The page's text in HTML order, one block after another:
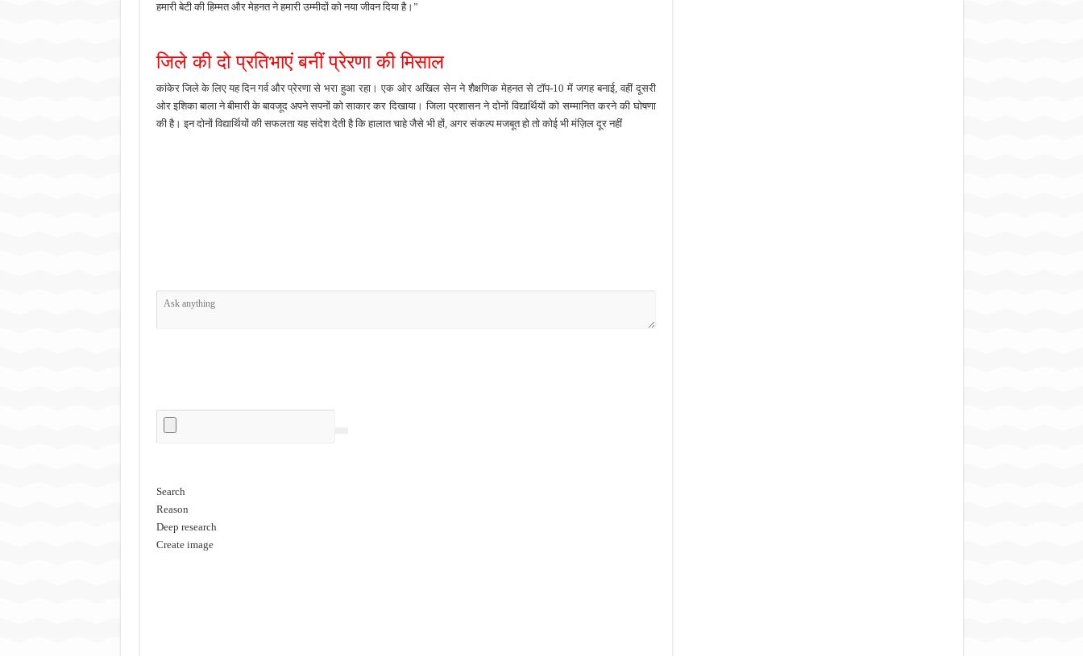
हमारीबेटीकीहिम्मतऔरमेहनतनेहमारीउम्मीदोंकोनयाजीवनदियाहै।”
जिलेकीदोप्रतिभाएंबनींप्रेरणाकीमिसाल
कांकेरजिलेकेलिएयहदिनगर्वऔरप्रेरणासे भराहुआरहा।एक ओर अखिलसेननेशैक्षणिकमेहनतसेटॉप-10मेंजगहबनाई,वहींदूसरी
ओरइशिकाबालानेबीमारीकेबावजूद अपनेसपनोंकोसाकारकरदिखाया।जिलाप्रशासननेदोनोंविद्यार्थियोंकोसम्मानितकरनेकीघोषणा
कीहै।इनदोनोंविद्यार्थियोंकीसफलतायहसंदेशदेतीहैकिहालातचाहेजैसे भीहों, अगरसंकल्पमजबूतहोतोकोईभीमंज़िलदूरनहीं
Search
Reason
Deep research
Create image